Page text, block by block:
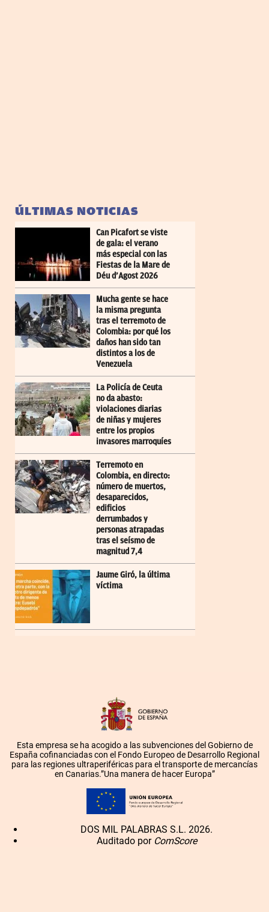
ÚLTIMAS NOTICIAS
Can Picafort se viste
de gala: el verano
más especial con las
Fiestas de la Mare de
Déu d’Agost 2026
Mucha gente se hace
la misma pregunta
tras el terremoto de
Colombia: por qué los
daños han sido tan
distintos a los de
Venezuela
La Policía de Ceuta
no da abasto:
violaciones diarias
de niñas y mujeres
entre los propios
invasores marroquíes
Terremoto en
Colombia, en directo:
número de muertos,
desaparecidos,
edificios
derrumbados y
personas atrapadas
tras el seísmo de
magnitud 7,4
Jaume Giró, la última
víctima
Esta empresa se ha acogido a las subvenciones del Gobierno de
España cofinanciadas con el Fondo Europeo de Desarrollo Regional
para las regiones ultraperiféricas para el transporte de mercancías
en Canarias.”Una manera de hacer Europa”
DOS MIL PALABRAS S.L. 2026.
Auditado por ComScore